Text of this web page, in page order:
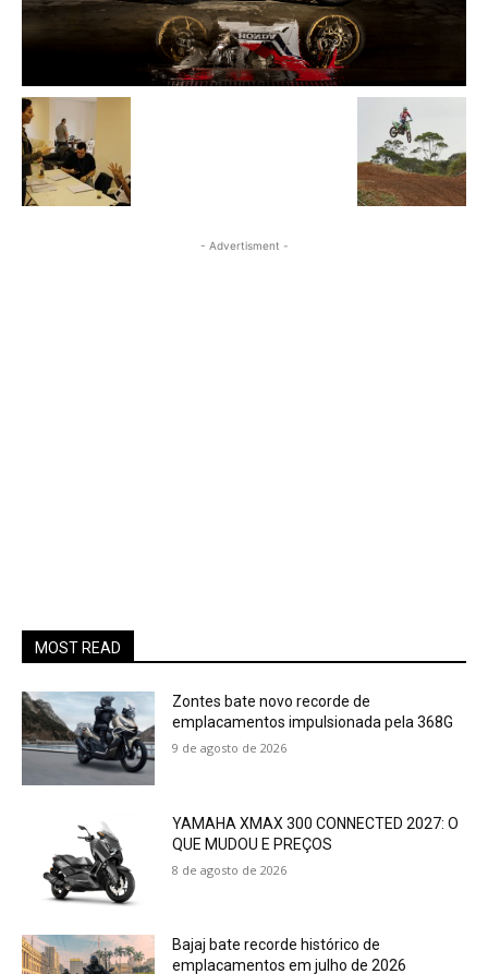
- Advertisment -
MOST READ
Zontes bate novo recorde de
emplacamentos impulsionada pela 368G
9 de agosto de 2026
YAMAHA XMAX 300 CONNECTED 2027: O
QUE MUDOU E PREÇOS
8 de agosto de 2026
Bajaj bate recorde histórico de
emplacamentos em julho de 2026